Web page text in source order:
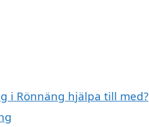
i Rönnäng hjälpa till med?